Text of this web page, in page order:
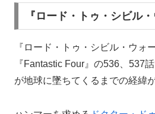
『ロード・トゥ・シビル・
『ロード・トゥ・シビル・ウォ
『Fantastic Four』の536、537
が地球に墜ちてくるまでの経緯